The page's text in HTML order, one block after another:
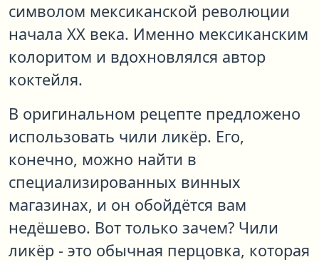
символом мексиканской революции
начала XX века. Именно мексиканским
колоритом и вдохновлялся автор
коктейля.
В оригинальном рецепте предложено
использовать чили ликёр. Его,
конечно, можно найти в
специализированных винных
магазинах, и он обойдётся вам
недёшево. Вот только зачем? Чили
ликёр - это обычная перцовка, которая